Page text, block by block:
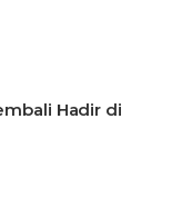
Hadir di